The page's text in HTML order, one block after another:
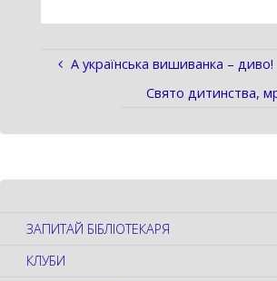
А українська вишиванка – диво!
Свято дитинства,
ЗАПИТАЙ БІБЛІОТЕКАРЯ
КЛУБИ